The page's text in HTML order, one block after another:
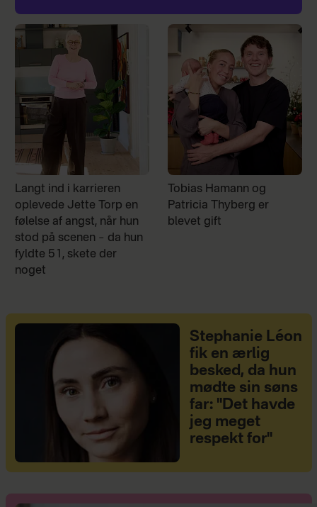
Langt ind i karrieren
oplevede Jette Torp en
følelse af angst, når hun
stod på scenen – da hun
fyldte 51, skete der
noget
Tobias Hamann og
Patricia Thyberg er
blevet gift
Stephanie Léon
fik en ærlig
besked, da hun
mødte sin søns
far: "Det havde
jeg meget
respekt for"